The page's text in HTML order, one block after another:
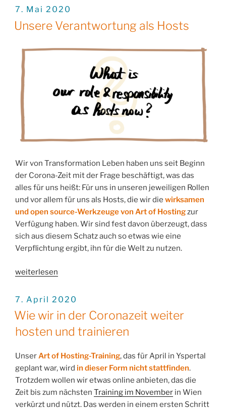
Hosting-
im
Einladung
an
unsere
Absolventinnen
Absolventen“
VERÖFFENTLICHT
7. Mai 2020
Unsere Verantwortung als Hosts
Wir von Transformation Leben haben uns seit Beginn
der Corona-Zeit mit der Frage beschäftigt, was das
alles für uns heißt: Für uns in unseren jeweiligen Rollen
und vor allem für uns als Hosts, die wir die wirksamen
und open source-Werkzeuge von Art of Hostingzur
Verfügung haben. Wir sind fest davon überzeugt, dass
sich aus diesem Schatz auch so etwas wie eine
Verpflichtung ergibt, ihn für die Welt zu nutzen.
„Unsere
als
weiterlesen
VERÖFFENTLICHT
7. April 2020
Wie wir in der Coronazeit weiter
hosten und trainieren
UnserArt of Hosting-Training, das für April in Yspertal
geplant war, wird in dieser Form nicht stattfinden.
Trotzdem wollen wir etwas online anbieten, das die
Zeit bis zum nächsten Training im November in Wien
verkürzt und nützt. Das werden in einem ersten Schritt